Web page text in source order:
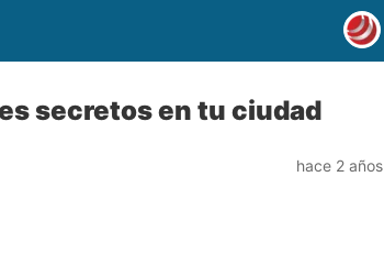
secretos en tu ciudad
hace 2 años